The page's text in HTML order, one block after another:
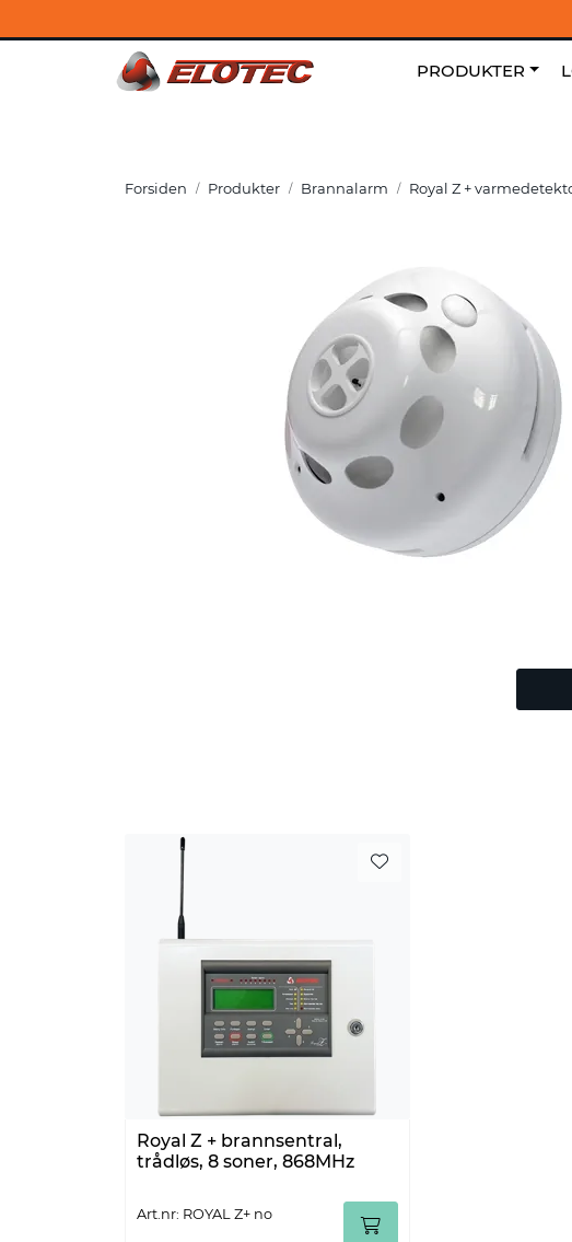
Kontakt | Jobb hos oss Aktuelt | Om
PRODUKTER
Forsiden Produkter Brannalarm Royal Z +
Royal Z + brannsentral,
trådløs, 8 soner, 868MHz
Art.nr: ROYAL Z+ no